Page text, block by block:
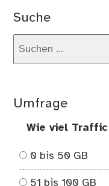
Suche
Umfrage
Wie viel
0 bis 50 GB
51 bis 100 GB